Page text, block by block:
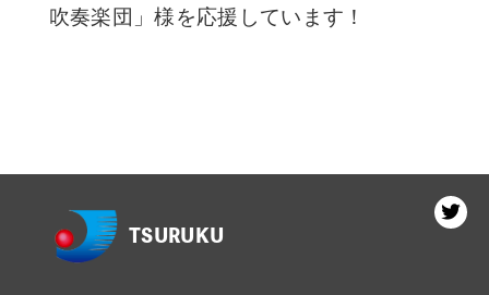
吹奏楽団」様を応援しています！
TSURUKU